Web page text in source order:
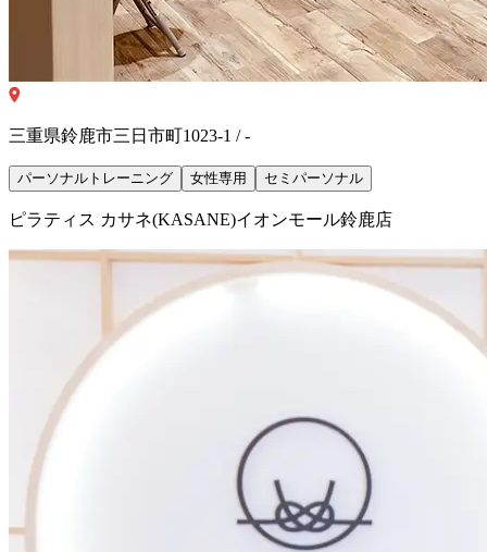
三重県鈴鹿市三日市町1023-1 / -
パーソナルトレーニング 女性専用 セミパーソナル
ピラティス カサネ(KASANE)イオンモール鈴鹿店